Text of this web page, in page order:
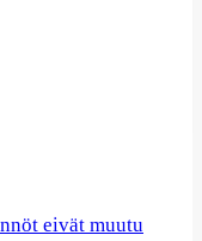
eivät muutu